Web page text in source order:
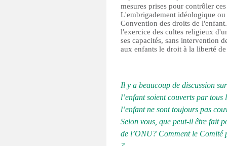
mesures prises pour contrôler
L'embrigadement idéologique
Convention des droits de
l'exercice des cultes religieux
ses capacités, sans intervention
aux enfants le droit à la liberté
Il y a beaucoup de discussion
l’enfant soient couverts par
l’enfant ne sont toujours pas
Selon vous, que peut-il être fait
de l’ONU? Comment le Comité